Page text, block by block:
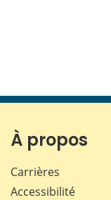
À propos
Carrières
Accessibilité